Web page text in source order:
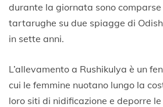
durante la giornata sono
tartarughe su due spiagge di
in sette anni.
L’allevamento a Rushikulya è un
cui le femmine nuotano lungo la
loro siti di nidificazione e deporre le